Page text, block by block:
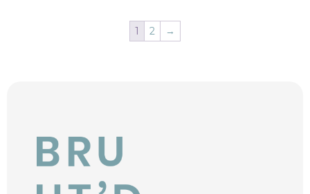
1 2 →